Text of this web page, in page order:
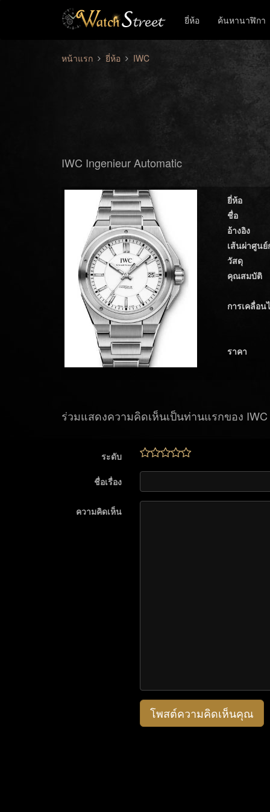
ยี่ห้อ ค้นหานาฬิกา
หน้าแรก ยี่ห้อ IWC
IWC Ingenieur Automatic
ยี่ห้อ
ชื่อ
อ้างอิง
เส้นผ่าศูนย์
วัสดุ
คุณสมบัติ
การเคลื่อน
ราคา
ร่วมแสดงความคิดเห็นเป็นท่านแรกของ IWC
ระดับ
ชื่อเรื่อง
ความคิดเห็น
โพสต์ความคิดเห็นคุณ